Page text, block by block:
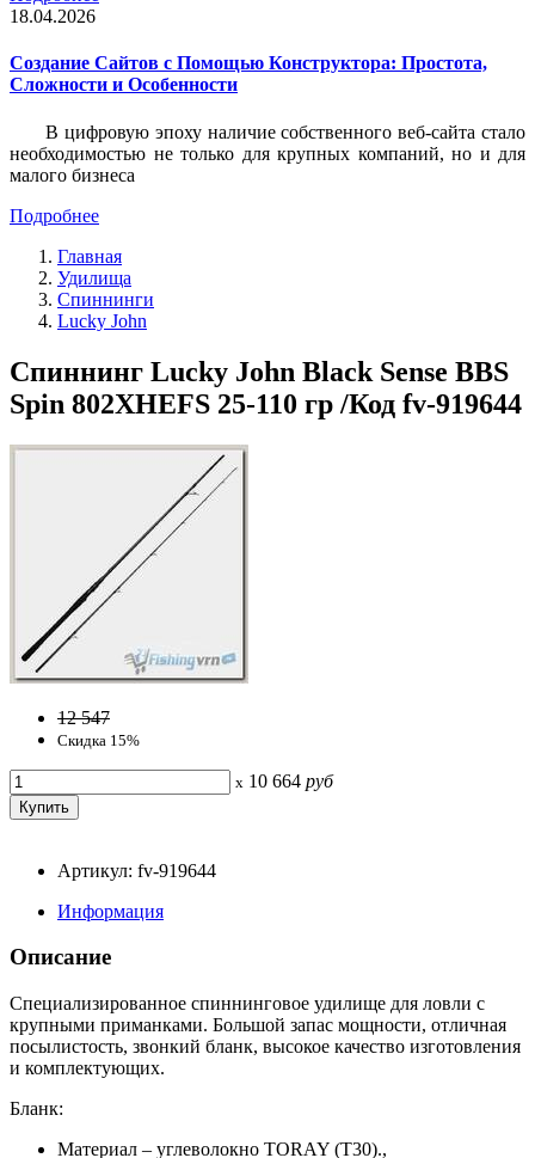
18.04.2026
Создание Сайтов с Помощью Конструктора: Простота,
Сложности и Особенности
В цифровую эпоху наличие собственного веб-сайта стало
необходимостью не только для крупных компаний, но и для
малого бизнеса
Подробнее
Главная
Удилища
Спиннинги
Lucky John
Спиннинг Lucky John Black Sense BBS
Spin 802XHEFS 25-110 гр /Код fv-919644
12 547
Скидка 15%
x 10 664 руб
Артикул: fv-919644
Информация
Описание
Специализированное спиннинговое удилище для ловли с
крупными приманками. Большой запас мощности, отличная
посылистость, звонкий бланк, высокое качество изготовления
и комплектующих.
Бланк:
Материал – углеволокно TORAY (T30).,